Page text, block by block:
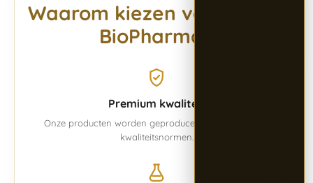
Waarom kiezen voor Alpha
BioPharma?
Premium kwaliteit
Onze producten worden geproduceerd volgens vaste
kwaliteitsnormen.